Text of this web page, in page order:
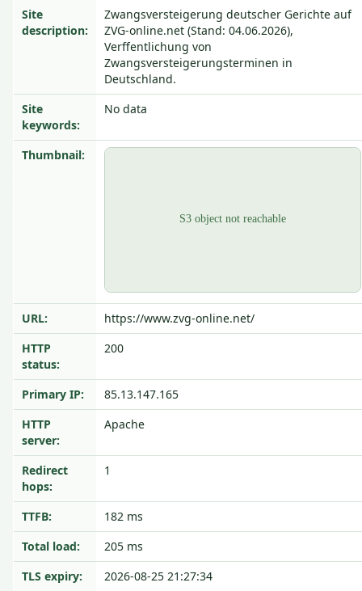
Site
description:
Zwangsversteigerung deutscher Gerichte auf
ZVG-online.net (Stand: 04.06.2026),
Verffentlichung von
Zwangsversteigerungsterminen in
Deutschland.
Site
keywords:
No data
Thumbnail:
URL:
https://www.zvg-online.net/
HTTP
status:
200
Primary IP:
85.13.147.165
HTTP
server:
Apache
Redirect
hops:
1
TTFB:
182 ms
Total load:
205 ms
TLS expiry:
2026-08-25 21:27:34